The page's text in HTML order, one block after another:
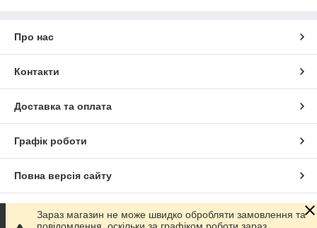
Про нас
Контакти
Доставка та оплата
Графік роботи
Повна версія сайту
Сайт створено на маркетплейсіProm.ua
Зараз магазин не може швидко обробляти замовлення та